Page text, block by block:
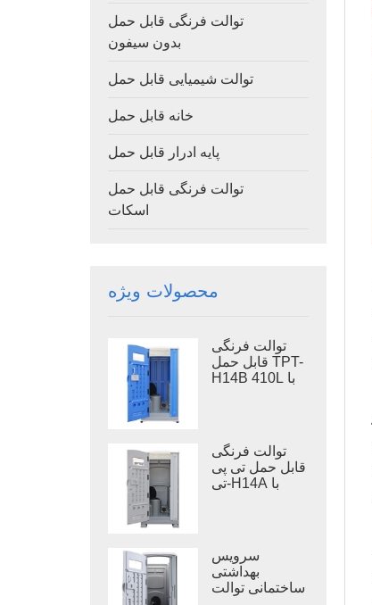
توالت فرنگی قابل حمل
بدون سیفون
توالت شیمیایی قابل حمل
خانه قابل حمل
پایه ادرار قابل حمل
توالت فرنگی قابل حمل
اسکات
محصولات ویژه
توالت فرنگی
قابل حمل TPT-
H14B 410L با
فلزی
توالت فرنگی
قابل حمل تی پی
تی-H14A با
سرویس
بهداشتی
ساختمانی توالت